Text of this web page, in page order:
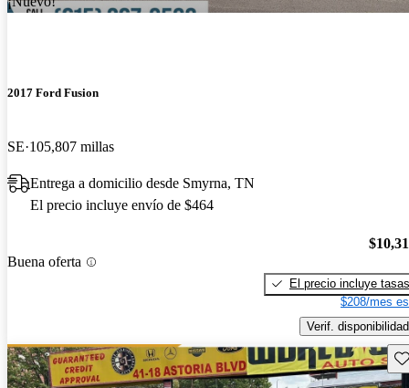
2017 Ford Fusion
SE 105,807 millas
Entrega a domicilio desde Smyrna, TN
El precio incluye envío de $464
Buena oferta
El precio incluye tasas
$208/mes
Verif. disponibilidad